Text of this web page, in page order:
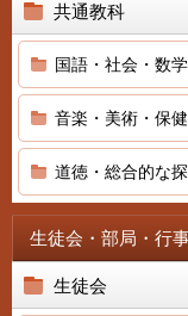
共通教科
国語・社会・数
音楽・美術・保
道徳・総合的な
生徒会・部局・行
生徒会